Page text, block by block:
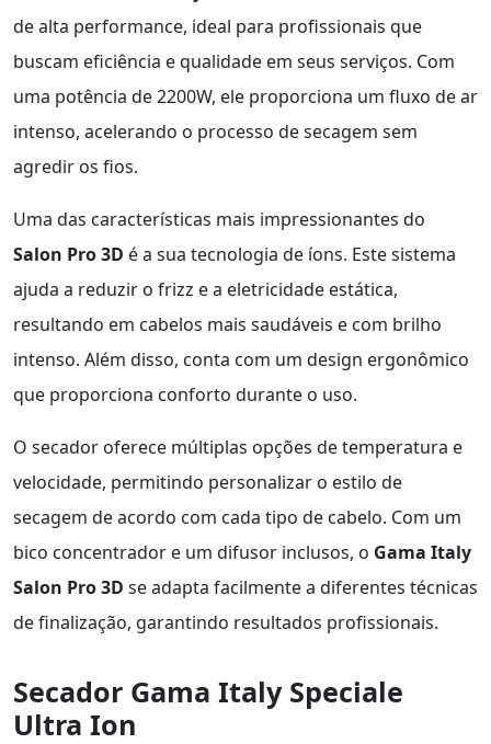
de alta performance, ideal para profissionais que
buscam eficiência e qualidade em seus serviços. Com
uma potência de 2200W, ele proporciona um fluxo de ar
intenso, acelerando o processo de secagem sem
agredir os fios.
Uma das características mais impressionantes do
Salon Pro 3D é a sua tecnologia de íons. Este sistema
ajuda a reduzir o frizz e a eletricidade estática,
resultando em cabelos mais saudáveis e com brilho
intenso. Além disso, conta com um design ergonômico
que proporciona conforto durante o uso.
O secador oferece múltiplas opções de temperatura e
velocidade, permitindo personalizar o estilo de
secagem de acordo com cada tipo de cabelo. Com um
bico concentrador e um difusor inclusos, o Gama Italy
Salon Pro 3D se adapta facilmente a diferentes técnicas
de finalização, garantindo resultados profissionais.
Secador Gama Italy Speciale
Ultra Ion